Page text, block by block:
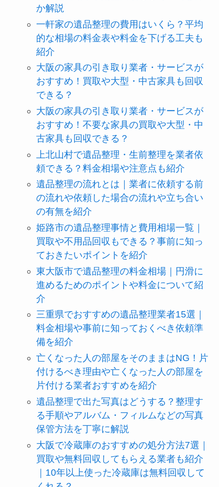
か解説
一軒家の遺品整理の費用はいくら？平均
的な相場の料金表や料金を下げる工夫も
紹介
大阪の家具の引き取り業者・サービスが
おすすめ！買取や大型・中古家具も回収
できる？
大阪の家具の引き取り業者・サービスが
おすすめ！不要な家具の買取や大型・中
古家具も回収できる？
上北山村で遺品整理・生前整理を業者依
頼できる？料金相場や注意点も紹介
遺品整理の流れとは｜業者に依頼する前
の流れや依頼した場合の流れや立ち合い
の有無を紹介
姫路市の遺品整理事情と費用相場一覧｜
買取や不用品回収もできる？事前に知っ
ておきたいポイントを紹介
東大阪市で遺品整理の料金相場｜円滑に
進めるためのポイントや料金について紹
介
三重県でおすすめの遺品整理業者15選｜
料金相場や事前に知っておくべき依頼準
備を紹介
亡くなった人の部屋をそのままはNG！片
付けるべき理由や亡くなった人の部屋を
片付ける業者おすすめを紹介
遺品整理で出た写真はどうする？整理す
る手順やアルバム・フィルムなどの写真
保管方法を丁寧に解説
大阪で冷蔵庫のおすすめの処分方法7選｜
買取や無料回収してもらえる業者も紹介
｜10年以上使った冷蔵庫は無料回収して